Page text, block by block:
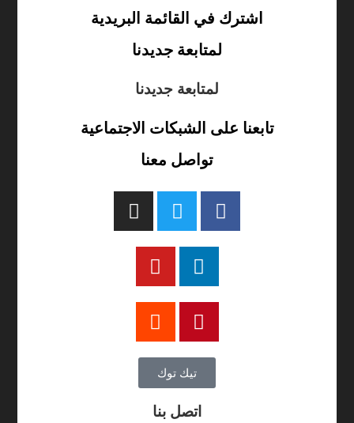
اشترك في القائمة البريدية
لمتابعة جديدنا
لمتابعة جديدنا
تابعنا على الشبكات الاجتماعية
تواصل معنا
تيك توك
اتصل بنا